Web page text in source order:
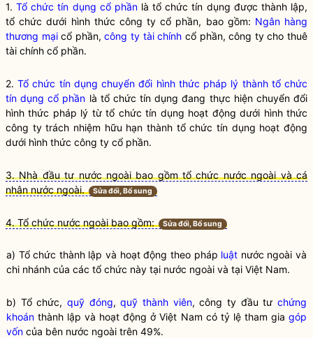
1.Tổ chức tín dụng cổ phầnlà tổ chức tín dụng được thành lập,
tổ chức dưới hình thức công ty cổ phần, bao gồm: Ngân hàng
thương mạicổ phần,công ty tài chính cổ phần, công ty cho thuê
tài chính cổ phần.
2.Tổ chức tín dụng chuyển đổi hình thức pháp lý thành tổ chức
tín dụng cổ phần là tổ chức tín dụng đang thực hiện chuyển đổi
hình thức pháp lý từ tổ chức tín dụng hoạt động dưới hình thức
công ty trách nhiệm hữu hạn thành tổ chức tín dụng hoạt động
dưới hình thức công ty cổ phần.
3. Nhà đầu tư nước ngoài bao gồm tổ chức nước ngoài và cá
nhân nước ngoài.
Sửa đổi, Bổ sung
4. Tổ chức nước ngoài bao gồm: Sửa đổi, Bổ sung
a) Tổ chức thành lập và hoạt động theo pháp luật nước ngoài và
chi nhánh của các tổ chức này tại nước ngoài và tại Việt Nam.
b) Tổ chức, quỹ đóng,quỹ thành viên, công ty đầu tưchứng
khoán thành lập và hoạt động ở Việt Nam có tỷ lệ tham gia góp
vốn của bên nước ngoài trên 49%.